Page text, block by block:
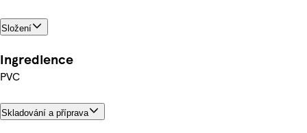
Složení
Ingredience
PVC
Skladování a příprava